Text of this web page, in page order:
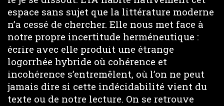
espace sans sujet que la littérature moderne
n’a cessé de chercher. Elle nous met face à
notre propre incertitude herméneutique :
écrire avec elle produit une étrange
logorrhée hybride où cohérence et
incohérence s’entremêlent, où l’on ne peut
jamais dire si cette indécidabilité vient du
texte ou de notre lecture. On se retrouve